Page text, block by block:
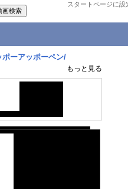
スタートページに設
ーアッポーペン/
もっと見る